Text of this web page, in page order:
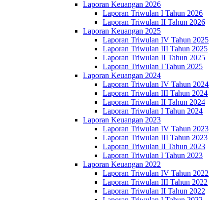
Laporan Keuangan 2026
Laporan Triwulan I Tahun 2026
Laporan Triwulan II Tahun 2026
Laporan Keuangan 2025
Laporan Triwulan IV Tahun 2025
Laporan Triwulan III Tahun 2025
Laporan Triwulan II Tahun 2025
Laporan Triwulan I Tahun 2025
Laporan Keuangan 2024
Laporan Triwulan IV Tahun 2024
Laporan Triwulan III Tahun 2024
Laporan Triwulan II Tahun 2024
Laporan Triwulan I Tahun 2024
Laporan Keuangan 2023
Laporan Triwulan IV Tahun 2023
Laporan Triwulan III Tahun 2023
Laporan Triwulan II Tahun 2023
Laporan Triwulan I Tahun 2023
Laporan Keuangan 2022
Laporan Triwulan IV Tahun 2022
Laporan Triwulan III Tahun 2022
Laporan Triwulan II Tahun 2022